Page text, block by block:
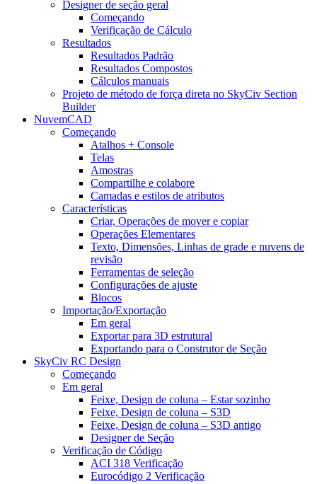
Designer de seção geral
Começando
Verificação de Cálculo
Resultados
Resultados Padrão
Resultados Compostos
Cálculos manuais
Projeto de método de força direta no SkyCiv Section
Builder
NuvemCAD
Começando
Atalhos + Console
Telas
Amostras
Compartilhe e colabore
Camadas e estilos de atributos
Características
Criar, Operações de mover e copiar
Operações Elementares
Texto, Dimensões, Linhas de grade e nuvens de
revisão
Ferramentas de seleção
Configurações de ajuste
Blocos
Importação/Exportação
Em geral
Exportar para 3D estrutural
Exportando para o Construtor de Seção
SkyCiv RC Design
Começando
Em geral
Feixe, Design de coluna – Estar sozinho
Feixe, Design de coluna – S3D
Feixe, Design de coluna – S3D antigo
Designer de Seção
Verificação de Código
ACI 318 Verificação
Eurocódigo 2 Verificação